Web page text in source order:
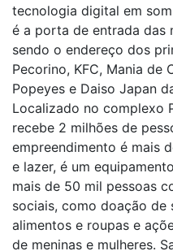
tecnologia digital em
é a porta de entrada das
sendo o endereço dos
Pecorino, KFC, Mania de
Popeyes e Daiso Japan
Localizado no complexo
recebe 2 milhões de
empreendimento é mais
e lazer, é um
mais de 50 mil pessoas
sociais, como doação de
alimentos e roupas e
de meninas e mulheres.